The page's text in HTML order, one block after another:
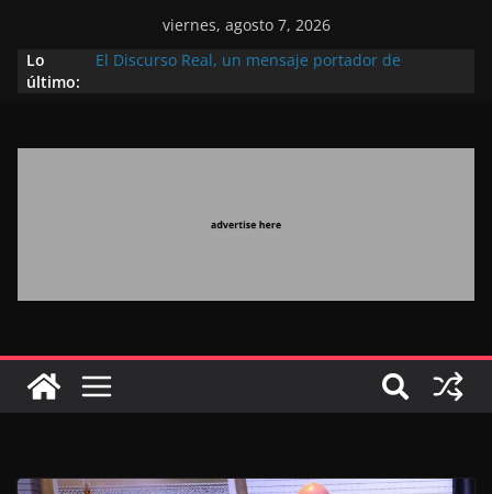
viernes, agosto 7, 2026
Lo
último:
El Discurso Real, un mensaje portador de
Extranjero: al servicio de los grandes proyectos de
Marruecos gracias a una visión estratégica
destinada a consolidar la posición de Marruecos
en una economía mundial competitiva (politólogo
marroquí-estadounidense)